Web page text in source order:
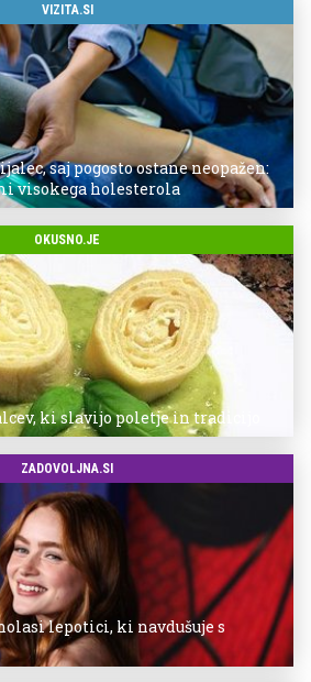
VIZITA.SI
saj pogosto ostane neopažen:
visokega holesterola
OKUSNO.JE
ki slavijo poletje in tradicijo
ZADOVOLJNA.SI
lepotici, ki navdušuje s